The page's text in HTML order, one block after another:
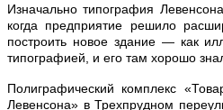
Изначально типография
когда предприятие решило
построить новое здание — как
типографией, и его там хорошо
Полиграфический комплекс
Левенсона» в Трехпрудном